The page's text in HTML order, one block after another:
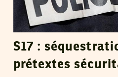
S17 :
prétextes